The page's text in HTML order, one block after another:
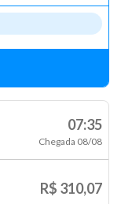
07:35
Chegada 08/08
R$ 310,07